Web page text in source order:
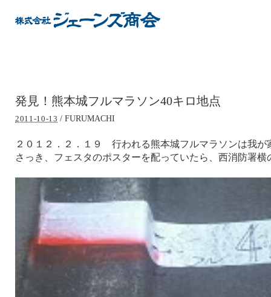
発見！熊本城フルマラソン40キロ地点
2011-10-13 /FURUMACHI
２０１２．２．１９ 行われる熊本城フルマラソンは我が
さっき、フェスタのポスターを配っていたら、西消防署